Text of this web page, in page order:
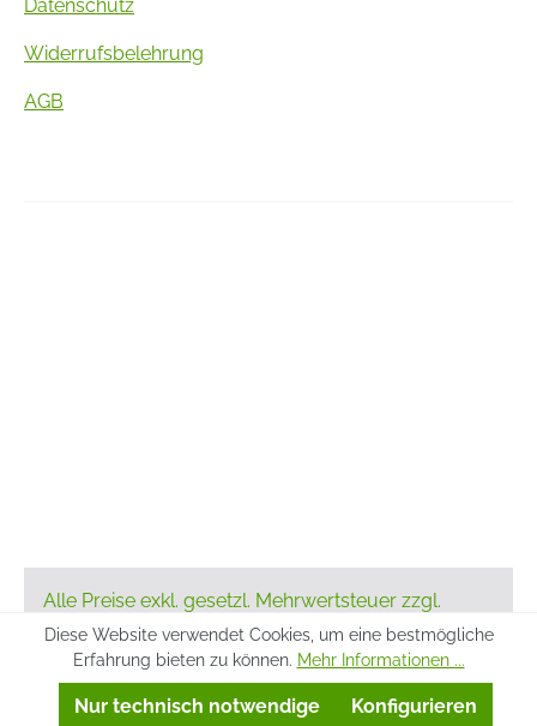
Datenschutz
Widerrufsbelehrung
AGB
Alle Preise exkl. gesetzl. Mehrwertsteuer zzgl.
Versandkostenund ggf. Nachnahmegebühren,
wenn nicht anders angegeben.
Realisiert mit Shopware
Diese Website verwendet Cookies, um eine bestmögliche
Erfahrung bieten zu können. Mehr Informationen ...
Nur technisch notwendige Konfigurieren